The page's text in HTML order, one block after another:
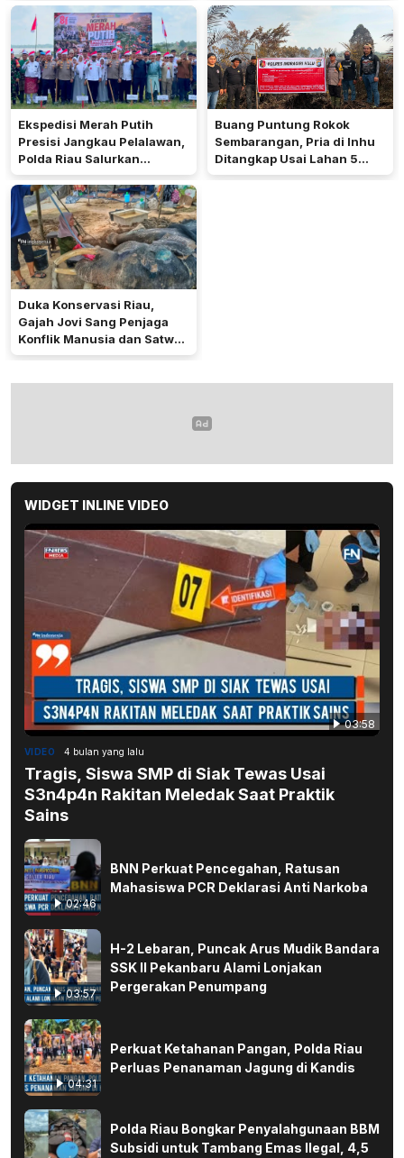
Ekspedisi Merah Putih
Presisi Jangkau Pelalawan,
Polda Riau Salurkan
Bantuan hingga Perkuat
Layanan Kepolisian
Buang Puntung Rokok
Sembarangan, Pria di Inhu
Ditangkap Usai Lahan 5
Hektare Terbakar
Duka Konservasi Riau,
Gajah Jovi Sang Penjaga
Konflik Manusia dan Satwa
Mati Usai Dirawat Intensif
WIDGET INLINE VIDEO
03:58
VIDEO 4 bulan yang lalu
Tragis, Siswa SMP di Siak Tewas Usai
S3n4p4n Rakitan Meledak Saat Praktik
Sains
02:46
BNN Perkuat Pencegahan, Ratusan
Mahasiswa PCR Deklarasi Anti Narkoba
03:57
H-2 Lebaran, Puncak Arus Mudik Bandara
SSK II Pekanbaru Alami Lonjakan
Pergerakan Penumpang
04:31
Perkuat Ketahanan Pangan, Polda Riau
Perluas Penanaman Jagung di Kandis
Polda Riau Bongkar Penyalahgunaan BBM
Subsidi untuk Tambang Emas Ilegal, 4,5